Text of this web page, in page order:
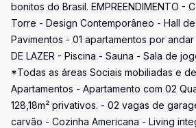
bonitos do Brasil. EMPREENDIMENTO -
Torre - Design Contemporâneo - Hall
Pavimentos - 01 apartamentos por
DE LAZER - Piscina - Sauna - Sala de
*Todas as áreas Sociais mobiliadas e
Apartamentos - Apartamento com 02
128,18m² privativos. - 02 vagas de
carvão - Cozinha Americana - Living